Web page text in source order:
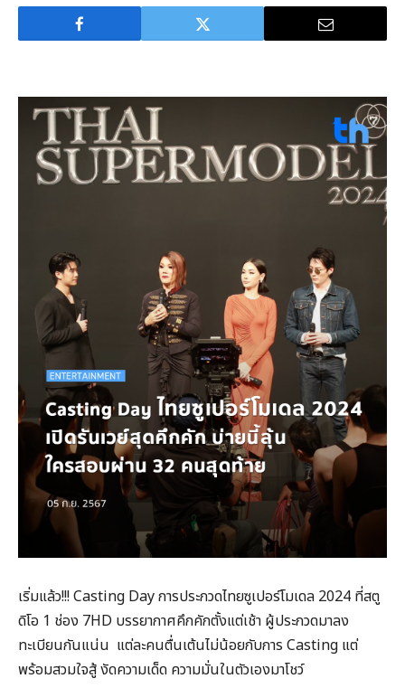
เริ่มแล้ว!!! Casting Day การประกวดไทยซูเปอร์โมเดล 2024 ที่สตู
ดิโอ 1 ช่อง 7HD บรรยากาศคึกคักตั้งแต่เช้า ผู้ประกวดมาลง
ทะเบียนกันแน่น แต่ละคนตื่นเต้นไม่น้อยกับการ Casting แต่
พร้อมสวมใจสู้ งัดความเด็ด ความมั่นในตัวเองมาโชว์